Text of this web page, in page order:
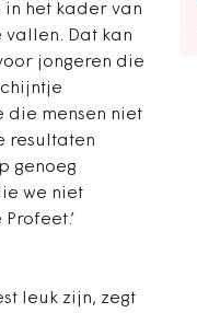
in het kader van
vallen. Dat kan
jongeren die
die mensen niet
resultaten
genoeg
we niet
leuk zijn, zegt